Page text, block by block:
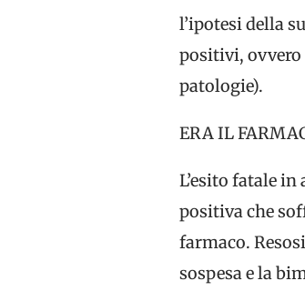
l’ipotesi della
positivi,
patologie).
ERA IL
L’esito fatale
positiva che
farmaco.
sospesa e la